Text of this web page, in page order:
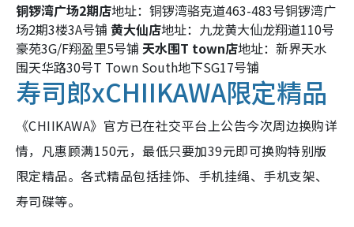
铜锣湾广场2期店地址：铜锣湾骆克道463-483号铜锣湾广
场2期3楼3A号铺 黄大仙店地址：九龙黄大仙龙翔道110号
豪苑3G/F翔盈里5号铺 天水围T town店地址：新界天水
围天华路30号T Town South地下SG17号铺
寿司郎xCHIIKAWA限定精品
《CHIIKAWA》官方已在社交平台上公告今次周边换购详
情，凡惠顾满150元，最低只要加39元即可换购特别版
限定精品。各式精品包括挂饰、手机挂绳、手机支架、
寿司碟等。